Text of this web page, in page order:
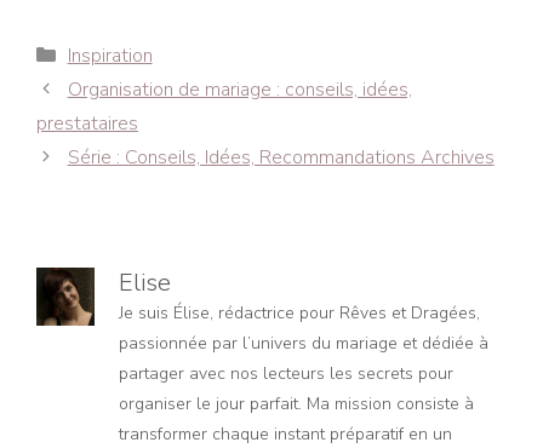
Catégories
Inspiration
Navigation
des
articles
Organisation de mariage : conseils, idées,
prestataires
Série : Conseils, Idées, Recommandations Archives
Elise
Je suis Élise, rédactrice pour Rêves et Dragées,
passionnée par l’univers du mariage et dédiée à
partager avec nos lecteurs les secrets pour
organiser le jour parfait. Ma mission consiste à
transformer chaque instant préparatif en un